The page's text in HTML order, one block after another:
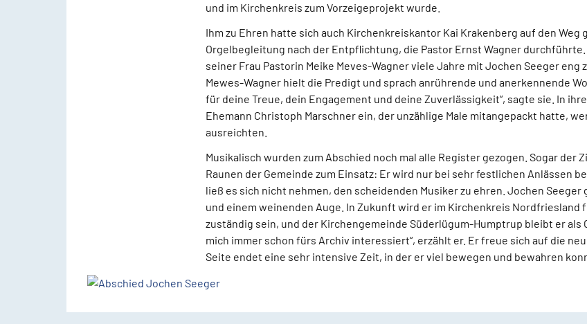
und im Kirchenkreis zum Vorzeigeprojekt wurde.
Ihm zu Ehren hatte sich auch Kirchenkreiskantor Kai Krakenberg auf den Weg
Orgelbegleitung nach der Entpflichtung, die Pastor Ernst Wagner
seiner Frau Pastorin Meike Meves-Wagner viele Jahre mit Jochen Seeger eng
Mewes-Wagner hielt die Predigt und sprach anrührende und anerkennende
für deine Treue, dein Engagement und deine Zuverlässigkeit“, sagte sie. In
Ehemann Christoph Marschner ein, der unzählige Male mitangepackt hatte,
ausreichten.
Musikalisch wurden zum Abschied noch mal alle Register gezogen. Sogar der
Raunen der Gemeinde zum Einsatz: Er wird nur bei sehr festlichen Anlässen
ließ es sich nicht nehmen, den scheidenden Musiker zu ehren. Jochen
und einem weinenden Auge. In Zukunft wird er im Kirchenkreis Nordfriesland
zuständig sein, und der Kirchengemeinde Süderlügum-Humptrup bleibt er als
mich immer schon fürs Archiv interessiert“, erzählt er. Er freue sich auf die
Seite endet eine sehr intensive Zeit, in der er viel bewegen und bewahren